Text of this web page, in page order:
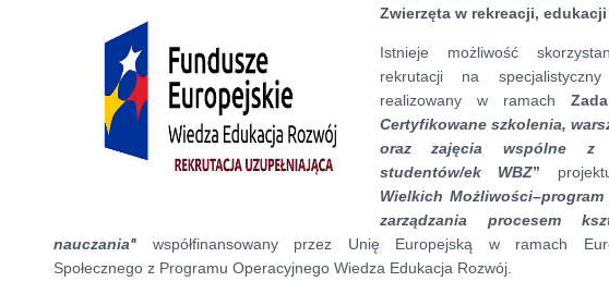
Zwierzęta w rekreacji,
Istnieje możliwość
rekrutacji na
realizowany w ramach
Certyfikowane szkolenia,
oraz zajęcia wspólne z
studentów/ek WBZ”
Wielkich
zarządzania procesem
nauczania'' współfinansowany przez Unię Europejską w ramach
Społecznego z Programu Operacyjnego Wiedza Edukacja Rozwój.